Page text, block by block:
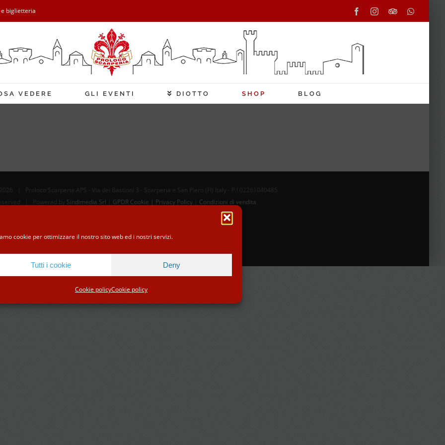
cookie per ottimizzare il nostro sito web ed i nostri servizi.
Tutti i cookie Deny
Cookie policyCookie policy
biglietteria FacebookInstagramTripadvisor
VEDERE GLI EVENTI DIOTTO SHOP BLOG
| Proloco Scarperia APS - Via dei Bastioni 3 - Scarperia e San Piero (FI) Italy - P.I 02261040485
| Powered by Sindimedia Srl GPDR Cookie | Privacy Policy Condizioni di vendita